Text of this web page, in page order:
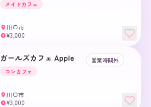
メイドカフェ
川口市
¥ ¥3,000
ガールズカフェ Apple
営業時間外
コンカフェ
川口市
¥ ¥3,000